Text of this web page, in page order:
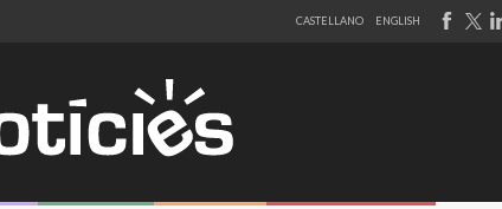
CASTELLANO ENGLISH